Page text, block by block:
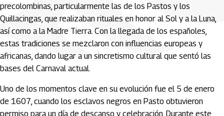
precolombinas, particularmente las de los Pastos y los
Quillacingas, que realizaban rituales en honor al Sol y a la Luna,
así como a la Madre Tierra. Con la llegada de los españoles,
estas tradiciones se mezclaron con influencias europeas y
africanas, dando lugar a un sincretismo cultural que sentó las
bases del Carnaval actual.
Uno de los momentos clave en su evolución fue el 5 de enero
de 1607, cuando los esclavos negros en Pasto obtuvieron
permiso para un día de descanso y celebración. Durante este